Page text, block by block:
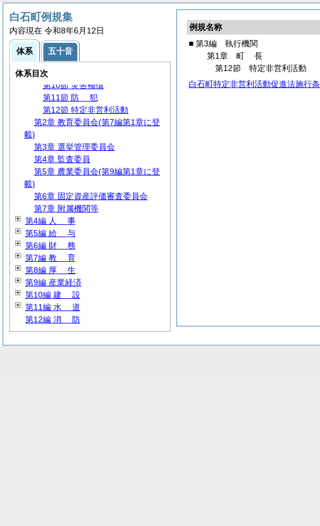
例規名称
■ 第3編 執行機関
第1章 町長
第12節 特定非営利活動
白石町特定非営利活動促進法施行
白石町例規集
内容現在 令和8年6月12日
体系 五十音
体系目次
第4節 情報の公開・保護等
第5節住
第6節 行政手続
第7節 災害対策
第8節 交通安全対策
第9節 国民保護
第10節 災害補償
第11節 防 犯
第12節 特定非営利活動
第2章 教育委員会(第7編第1章に登
載)
第3章 選挙管理委員会
第4章 監査委員
第5章 農業委員会(第9編第1章に登
載)
第6章 固定資産評価審査委員会
第7章 附属機関等
第4編 人 事
第5編 給 与
第6編 財 務
第7編 教 育
第8編 厚 生
第9編 産業経済
第10編 建 設
第11編 水 道
第12編 消 防